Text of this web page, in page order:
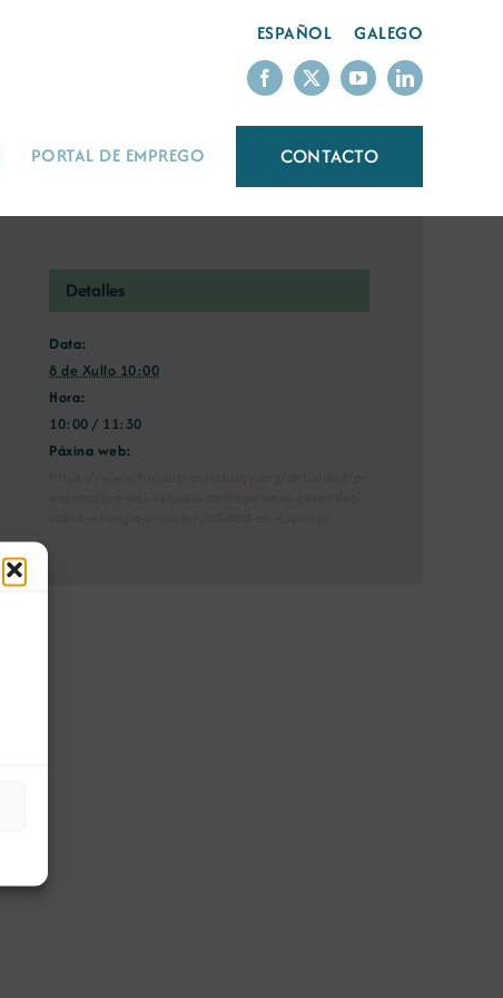
ESPAÑOL GALEGO
PORTAL DE EMPREGO CONTACTO
Detalles
Data:
8 de Xullo 10:00
Hora:
10:00 / 11:30
Páxina web: